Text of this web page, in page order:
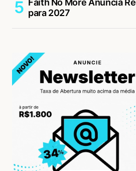
Faith No More Anuncia
para 2027